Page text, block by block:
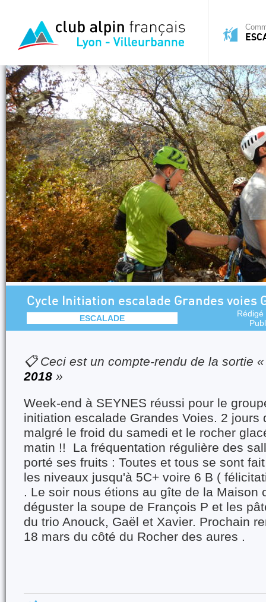
Cycle Initiation escalade Grandes voies
ESCALADE
📋 Ceci est un compte-rendu de la sortie
2018 »
Week-end à SEYNES réussi pour le
initiation escalade Grandes Voies. 2 jours
malgré le froid du samedi et le rocher
matin !! La fréquentation régulière des
porté ses fruits : Toutes et tous se sont
les niveaux jusqu'à 5C+ voire 6 B (
. Le soir nous étions au gîte de la Maison
déguster la soupe de François P et les
du trio Anouck, Gaël et Xavier. Prochain
18 mars du côté du Rocher des aures .